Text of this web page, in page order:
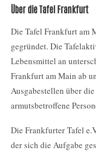
Über die Tafel Frankfurt
Die Tafel Frankfurt am
gegründet. Die
Lebensmittel an
Frankfurt am Main ab
Ausgabestellen über
armutsbetroffene
Die Frankfurter Tafel
der sich die Aufgabe